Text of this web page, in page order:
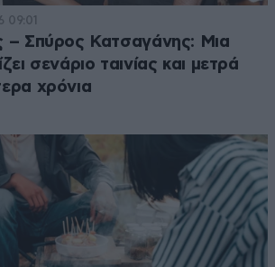
09:01
– Σπύρος Κατσαγάνης: Μια
σενάριο ταινίας και μετρά
χρόνια